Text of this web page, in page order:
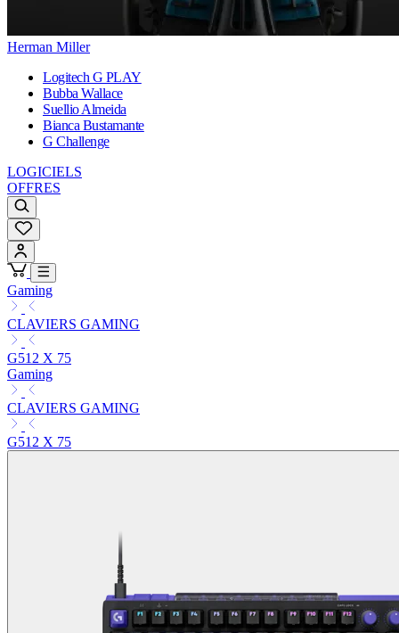
Herman Miller
Logitech G PLAY
Bubba Wallace
Suellio Almeida
Bianca Bustamante
G Challenge
LOGICIELS
OFFRES
Gaming
CLAVIERS GAMING
G512 X 75
Gaming
CLAVIERS GAMING
G512 X 75